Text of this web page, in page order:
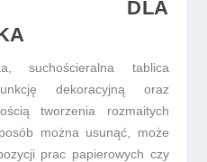
DLA
suchościeralna tablica
dekoracyjną oraz
tworzenia rozmaitych
można usunąć, może
prac papierowych czy